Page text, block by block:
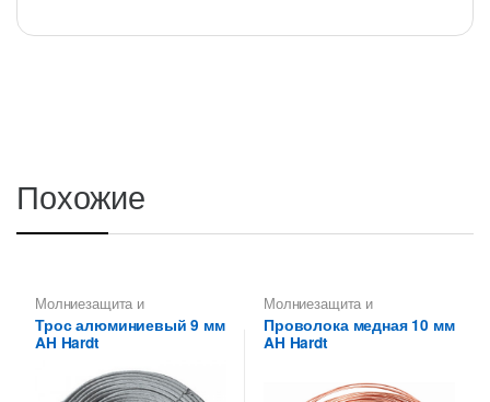
Похожие
Молниезащита и
заземление, Проводники,
Трос
Трос алюминиевый 9 мм
AH Hardt
Молниезащита и
заземление, Проводники,
Пруток-катанка 10 мм
Проволока медная 10 мм
AH Hardt